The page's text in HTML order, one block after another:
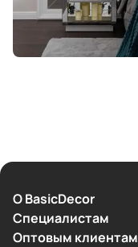
О BasicDecor
Cпециалистам
Оптовым клиентам